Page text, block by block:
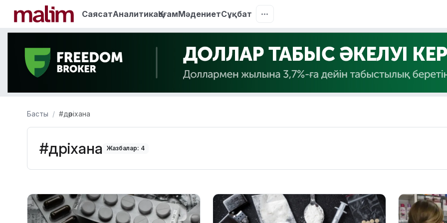
СаясатАналитикаҚоғамМәдениетСұқбат
Басты #дәріхана
#дәріхана Жазбалар: 4